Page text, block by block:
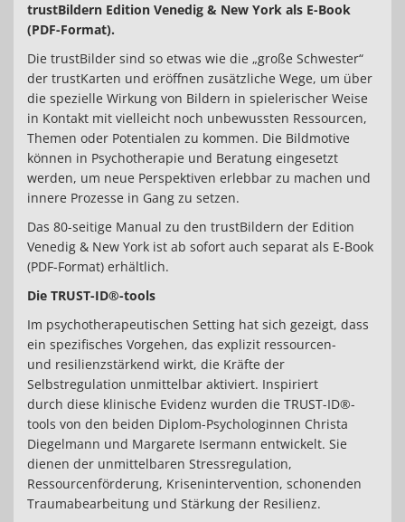
trustBildern Edition Venedig & New York als E-Book
(PDF-Format).
Die trustBilder sind so etwas wie die „große Schwester“
der trustKarten und eröffnen zusätzliche Wege, um über
die spezielle Wirkung von Bildern in spielerischer Weise
in Kontakt mit vielleicht noch unbewussten Ressourcen,
Themen oder Potentialen zu kommen. Die Bildmotive
können in Psychotherapie und Beratung eingesetzt
werden, um neue Perspektiven erlebbar zu machen und
innere Prozesse in Gang zu setzen.
Das 80-seitige Manual zu den trustBildern der Edition
Venedig & New York ist ab sofort auch separat als E-Book
(PDF-Format) erhältlich.
Die TRUST-ID®-tools
Im psychotherapeutischen Setting hat sich gezeigt, dass
ein spezifisches Vorgehen, das explizit ressourcen-
und resilienzstärkend wirkt, die Kräfte der
Selbstregulation unmittelbar aktiviert. Inspiriert
durch diese klinische Evidenz wurden die TRUST-ID®-
tools von den beiden Diplom-Psychologinnen Christa
Diegelmann und Margarete Isermann entwickelt. Sie
dienen der unmittelbaren Stressregulation,
Ressourcenförderung, Krisenintervention, schonenden
Traumabearbeitung und Stärkung der Resilienz.